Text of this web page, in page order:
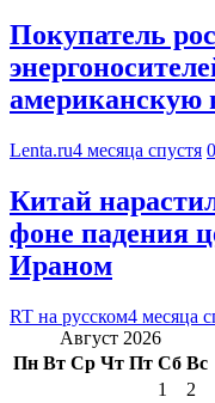
Покупатель
американскую
Lenta.ru4 месяца спустя 0
Китай
фоне падения
Ираном
RT на русском4 месяца
Август 2026
Пн Вт Ср Чт Пт Сб Вс
1
2